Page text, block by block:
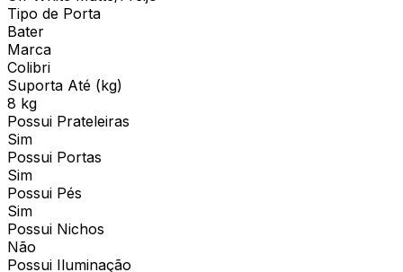
Tipo de Porta
Bater
Marca
Colibri
Suporta Até (kg)
8 kg
Possui Prateleiras
Sim
Possui Portas
Sim
Possui Pés
Sim
Possui Nichos
Não
Possui Iluminação